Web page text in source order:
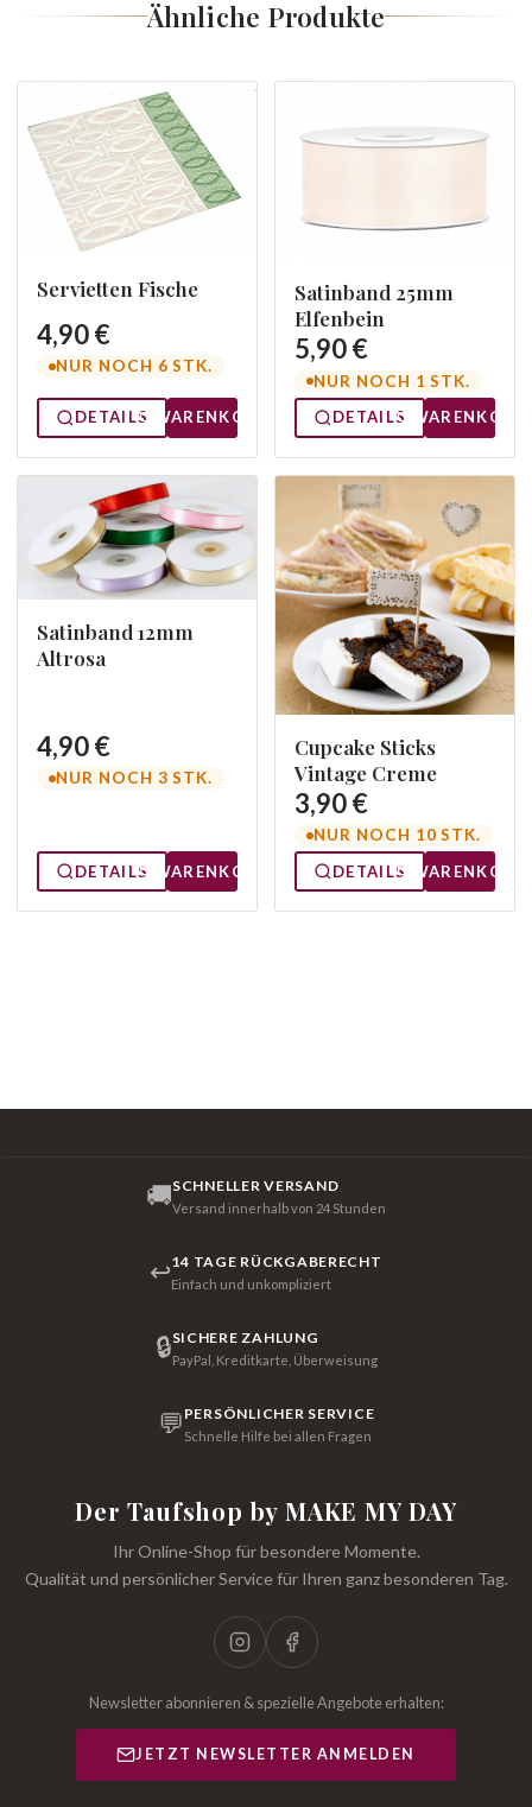
Ähnliche Produkte
Servietten Fische
4,90 €
NUR NOCH 6 STK.
DETAILS WARENKORB
Satinband 25mm
Elfenbein
5,90 €
NUR NOCH 1 STK.
DETAILS
WARENKORB
Satinband 12mm
Altrosa
4,90 €
NUR NOCH 3 STK.
DETAILS WARENKORB
Cupcake Sticks
Vintage Creme
3,90 €
NUR NOCH 10 STK.
DETAILS
WARENKORB
🚚SCHNELLER VERSAND
Versand innerhalb von 24 Stunden
↩14 TAGE RÜCKGABERECHT
Einfach und unkompliziert
🔒SICHERE ZAHLUNG
PayPal, Kreditkarte, Überweisung
💬 PERSÖNLICHER SERVICE
Schnelle Hilfe bei allen Fragen
Der Taufshop by MAKE MY DAY
Ihr Online-Shop für besondere Momente.
Qualität und persönlicher Service für Ihren ganz besonderen Tag.
Newsletter abonnieren & spezielle Angebote erhalten:
JETZT NEWSLETTER ANMELDEN